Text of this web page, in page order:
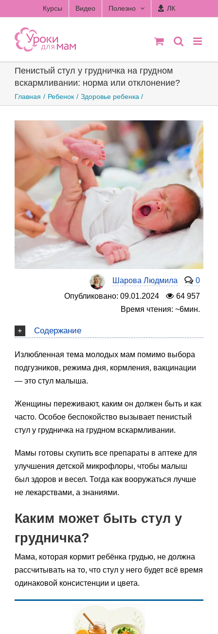
to
content
Курсы Видео Полезно ЛК
Пенистый стул у грудничка на грудном
вскармливании: норма или отклонение?
Главная Ребенок Здоровье ребенка
Шарова Людмила
0
Опубликовано: 09.01.2024
64 957
Время чтения: ~6мин.
Содержание
Излюбленная тема молодых мам помимо выбора
подгузников, режима дня, кормления, вакцинации
— это стул малыша.
Женщины переживают, каким он должен быть и как
часто. Особое беспокойство вызывает пенистый
стул у грудничка на грудном вскармливании.
Мамы готовы скупить все препараты в аптеке для
улучшения детской микрофлоры, чтобы малыш
был здоров и весел. Тогда как вооружаться лучше
не лекарствами, а знаниями.
Каким может быть стул у
грудничка?
Мама, которая кормит ребёнка грудью, не должна
рассчитывать на то, что стул у него будет всё время
одинаковой консистенции и цвета.